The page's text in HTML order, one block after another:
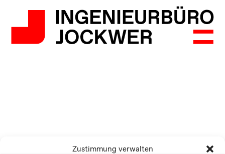
Zustimmung verwalten